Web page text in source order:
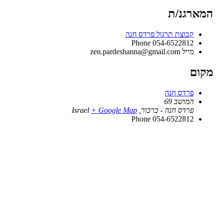
המארגנ/ת
קבוצת תרגול פרדס חנה
Phone 054-6522812
מייל zen.pardeshanna@gmail.com
מקום
פרדס חנה
המושב 69
פרדס חנה - כרכור
Israel + Google Map
Phone 054-6522812